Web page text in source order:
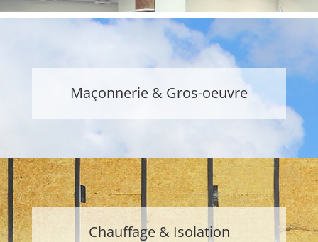
Maçonnerie & Gros-oeuvre
Chauffage & Isolation